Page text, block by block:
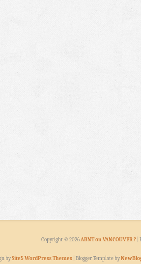
Copyright © 2026ABNT ou VANCOUVER ?
bySite5 WordPress Themes | Blogger Template by